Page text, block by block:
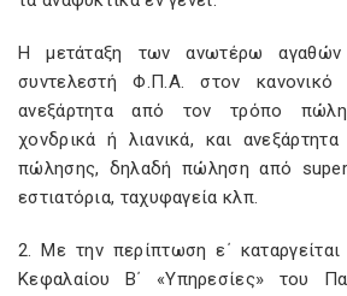
Η μετάταξη των ανωτέρω
συντελεστή Φ.Π.Α. στον κανονικό
ανεξάρτητα από τον τρόπο
χονδρικά ή λιανικά, και
πώλησης, δηλαδή πώληση από super
εστιατόρια, ταχυφαγεία κλπ.
2. Με την περίπτωση ε΄
Κεφαλαίου Β΄ «Υπηρεσίες» του